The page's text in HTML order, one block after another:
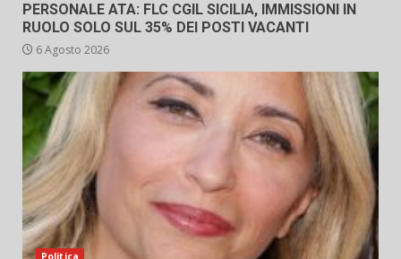
PERSONALE ATA: FLC CGIL SICILIA, IMMISSIONI IN
RUOLO SOLO SUL 35% DEI POSTI VACANTI
6 Agosto 2026